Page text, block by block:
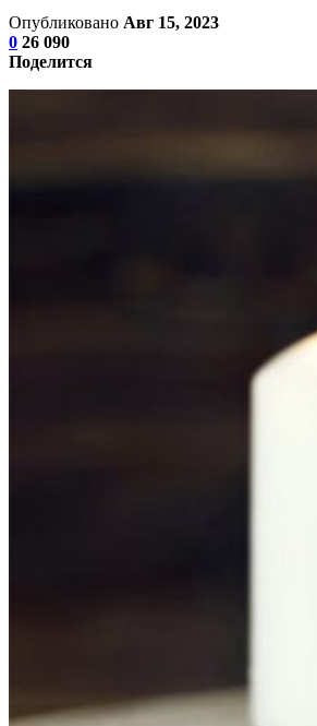
Опубликовано Авг 15, 2023
0 26 090
Поделится